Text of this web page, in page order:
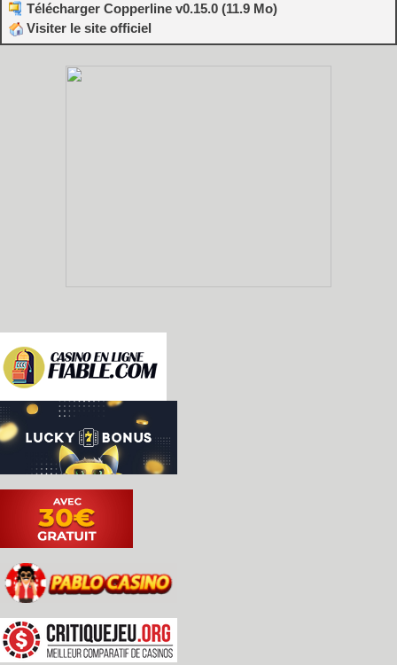
Télécharger Copperline v0.15.0 (11.9 Mo)
Visiter le site officiel